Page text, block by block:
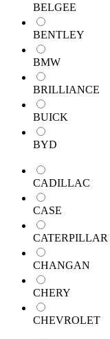
BELGEE
BENTLEY
BMW
BRILLIANCE
BUICK
BYD
CADILLAC
CASE
CATERPILLAR
CHANGAN
CHERY
CHEVROLET